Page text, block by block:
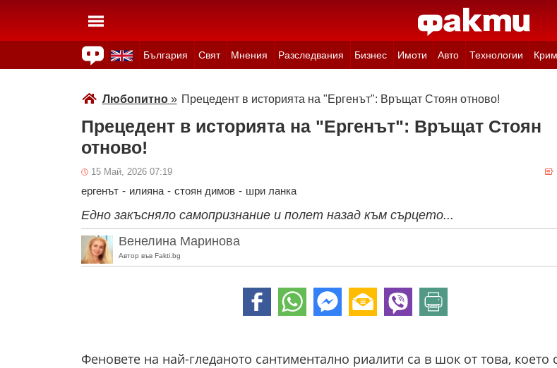
България Свят Мнения Разследвания Бизнес Имоти Авто Технологии
Любопитно» Прецедент в историята на "Ергенът": Връщат Стоян отново!
Прецедент в историята на "Ергенът": Връщат Стоян
отново!
15 Май, 2026 07:19
ергенът - илияна - стоян димов - шри ланка
Едно закъсняло самопризнание и полет назад към сърцето...
Венелина Маринова
Автор във Fakti.bg
Феновете на най-гледаното сантиментално риалити са в шок от това, което